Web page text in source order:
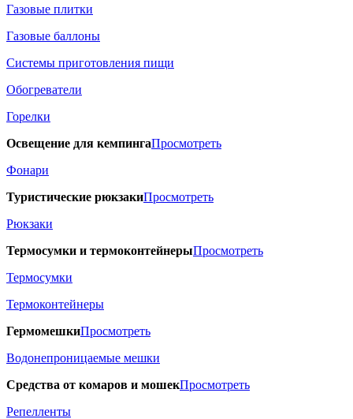
Газовые плитки
Газовые баллоны
Системы приготовления пищи
Обогреватели
Горелки
Освещение для кемпингаПросмотреть
Фонари
Туристические рюкзакиПросмотреть
Рюкзаки
Термосумки и термоконтейнерыПросмотреть
Термосумки
Термоконтейнеры
ГермомешкиПросмотреть
Водонепроницаемые мешки
Средства от комаров и мошекПросмотреть
Репелленты